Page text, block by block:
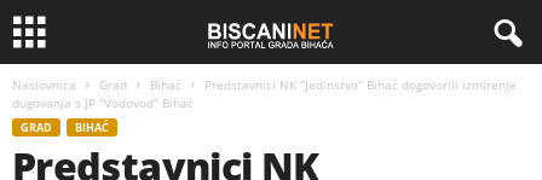
Naslovnica Grad Bihać
Predstavnici NK “Jedinstvo” Bihać dogovorili izmirenje
dugovanja s JP “Vodovod” Bihać
GRAD BIHAĆ
Predstavnici NK